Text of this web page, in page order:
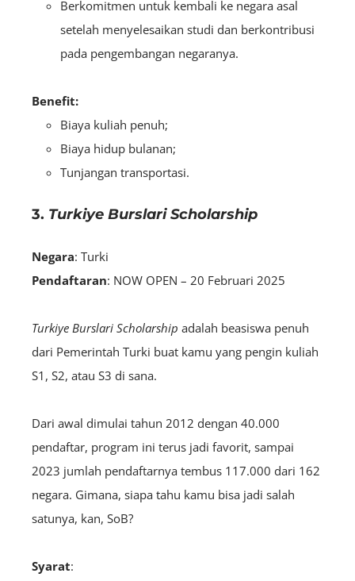
Berkomitmen untuk kembali ke negara asal
setelah menyelesaikan studi dan berkontribusi
pada pengembangan negaranya.
Benefit:
Biaya kuliah penuh;
Biaya hidup bulanan;
Tunjangan transportasi.
3. Turkiye Burslari Scholarship
Negara: Turki
Pendaftaran: NOW OPEN – 20 Februari 2025
Turkiye Burslari Scholarship adalah beasiswa penuh
dari Pemerintah Turki buat kamu yang pengin kuliah
S1, S2, atau S3 di sana.
Dari awal dimulai tahun 2012 dengan 40.000
pendaftar, program ini terus jadi favorit, sampai
2023 jumlah pendaftarnya tembus 117.000 dari 162
negara. Gimana, siapa tahu kamu bisa jadi salah
satunya, kan, SoB?
Syarat: